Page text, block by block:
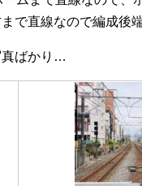
で直線なので編成後
真ばかり…